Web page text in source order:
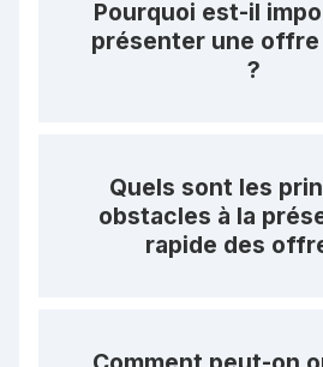
Pourquoi est-il
présenter une offre
?
Quels sont les
obstacles à la
rapide des